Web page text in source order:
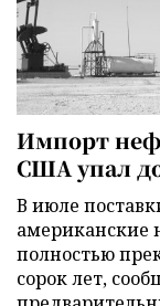
Импорт
США упал
В июле
американские
полностью
сорок лет,